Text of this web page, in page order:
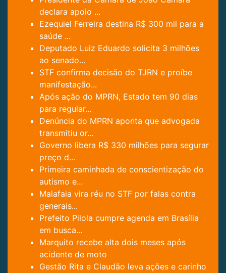
declara apoio ...
Ezequiel Ferreira destina R$ 300 mil para a
saúde ...
Deputado Luiz Eduardo solicita 3 milhões
ao senado...
STF confirma decisão do TJRN e proíbe
manifestação...
Após ação do MPRN, Estado tem 90 dias
para regular...
Denúncia do MPRN aponta que advogada
transmitiu or...
Governo libera R$ 330 milhões para segurar
preço d...
Primeira caminhada de conscientização do
autismo e...
Malafaia vira réu no STF por falas contra
generais...
Prefeito Pilola cumpre agenda em Brasília
em busca...
Marquito recebe alta dois meses após
acidente de moto
Gestão Rita e Claudão leva ações e carinho